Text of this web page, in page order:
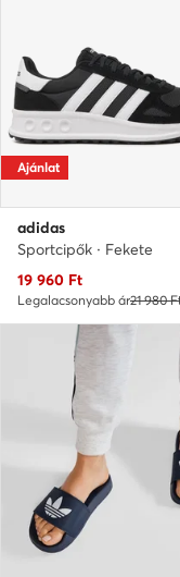
Ajánlat
adidas
Sportcipők · Fekete
Aktuális ár
19 960 Ft
Legalacsonyabb ár21 980